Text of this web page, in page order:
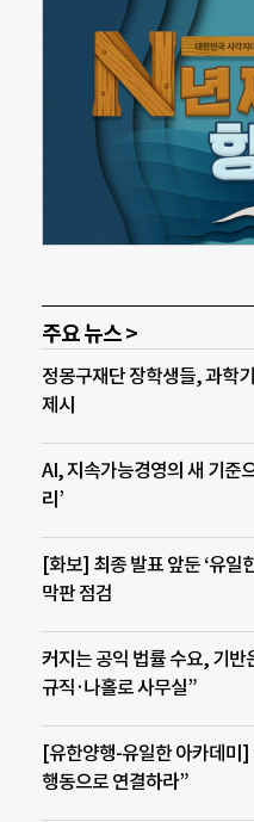
주요 뉴스 >
정몽구재단 장학생들, 과학
제시
AI, 지속가능경영의 새 기준
리’
[화보] 최종 발표 앞둔 ‘유일
막판 점검
커지는 공익 법률 수요, 기
규직·나홀로 사무실”
[유한양행-유일한 아카데미]
행동으로 연결하라”